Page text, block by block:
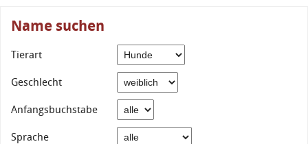
Name suchen
Tierart
Geschlecht
Anfangsbuchstabe
Sprache